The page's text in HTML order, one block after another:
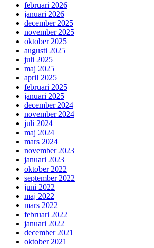
februari 2026
januari 2026
december 2025
november 2025
oktober 2025
augusti 2025
juli 2025
maj 2025
april 2025
februari 2025
januari 2025
december 2024
november 2024
juli 2024
maj 2024
mars 2024
november 2023
januari 2023
oktober 2022
september 2022
juni 2022
maj 2022
mars 2022
februari 2022
januari 2022
december 2021
oktober 2021